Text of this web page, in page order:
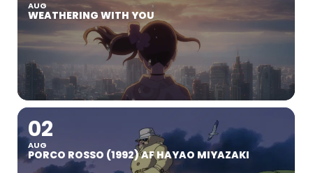
AUG
WEATHERING WITH YOU
02
AUG
PORCO ROSSO (1992) AF HAYAO MIYAZAKI